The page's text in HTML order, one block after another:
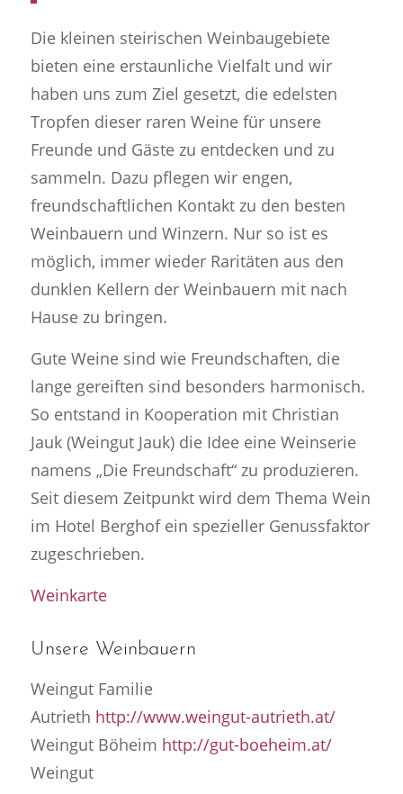
Die kleinen steirischen Weinbaugebiete
bieten eine erstaunliche Vielfalt und wir
haben uns zum Ziel gesetzt, die edelsten
Tropfen dieser raren Weine für unsere
Freunde und Gäste zu entdecken und zu
sammeln. Dazu pflegen wir engen,
freundschaftlichen Kontakt zu den besten
Weinbauern und Winzern. Nur so ist es
möglich, immer wieder Raritäten aus den
dunklen Kellern der Weinbauern mit nach
Hause zu bringen.
Gute Weine sind wie Freundschaften, die
lange gereiften sind besonders harmonisch.
So entstand in Kooperation mit Christian
Jauk (Weingut Jauk) die Idee eine Weinserie
namens „Die Freundschaft“ zu produzieren.
Seit diesem Zeitpunkt wird dem Thema Wein
im Hotel Berghof ein spezieller Genussfaktor
zugeschrieben.
Weinkarte
Unsere Weinbauern
Weingut Familie
Autrieth http://www.weingut-autrieth.at/
Weingut Böheim http://gut-boeheim.at/
Weingut